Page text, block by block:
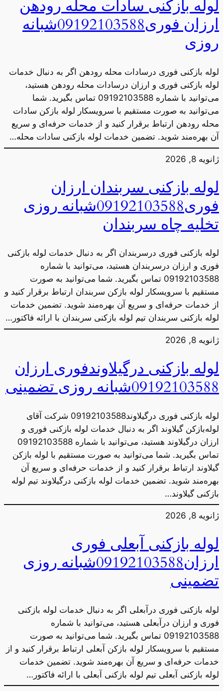
لوله بازکنی سادات محله رودهن
ارزان فوری09192103588شبانه
روزی
لوله بازکنی فوری درسادات محله رودهن اگر به دنبال خدمات
لوله بازکنی فوری و ارزان درسادات محله رودهن هستید،
می‌توانید با شماره 09192103588 تماس بگیرید. شما
می‌توانید به صورت مستقیم با سرویسکار لوله بازکن سادات
محله رودهن ارتباط برقرار کنید و از خدمات حرفه‌ای و سریع
آن بهره‌مند شوید. تضمین خدمات لوله بازکنی سادات محله…
ژانویه 8, 2026
لوله بازکنی سربندان ارزان
فوری09192103588شبانه روزی
تخلیه چاه سربندان
لوله بازکنی فوری درسربندان اگر به دنبال خدمات لوله بازکنی
فوری و ارزان درسربندان هستید، می‌توانید با شماره
09192103588 تماس بگیرید. شما می‌توانید به صورت
مستقیم با سرویسکار لوله بازکن سربندان ارتباط برقرار کنید و
از خدمات حرفه‌ای و سریع آن بهره‌مند شوید. تضمین خدمات
لوله بازکنی سربندان تیم لوله بازکنی سربندان با ارائه فاکتور…
ژانویه 8, 2026
لوله بازکنی درگیلاوندفوری ارزان
09192103588شبانه روزی تضمینی
لوله بازکنی فوری درگیلاوند09192103588 شرکت آقای
لوله‌بازکن گیلاوند اگر به دنبال خدمات لوله بازکنی فوری و
ارزان درگیلاوند هستید، می‌توانید با شماره 09192103588
تماس بگیرید. شما می‌توانید به صورت مستقیم با لوله بازکن
گیلاوند ارتباط برقرار کنید و از خدمات حرفه‌ای و سریع آن
بهره‌مند شوید. تضمین خدمات لوله بازکنی درگیلاوند تیم لوله
بازکنی گیلاوند…
ژانویه 8, 2026
لوله بازکنی آبعلی فوری
ارزان09192103588شبانه روزی
تضمینی
لوله بازکنی فوری درآبعلی اگر به دنبال خدمات لوله بازکنی
فوری و ارزان درآبعلی هستید، می‌توانید با شماره
09192103588 تماس بگیرید. شما می‌توانید به صورت
مستقیم با سرویسکار لوله بازکن آبعلی ارتباط برقرار کنید و از
خدمات حرفه‌ای و سریع آن بهره‌مند شوید. تضمین خدمات
لوله بازکنی آبعلی تیم لوله بازکنی آبعلی با ارائه فاکتور…